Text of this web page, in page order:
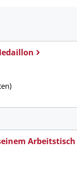
Arbeitstisch